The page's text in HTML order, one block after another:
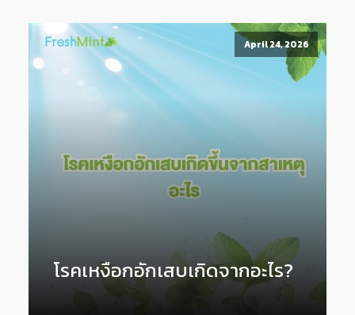
April 24, 2026
โรคเหงือกอักเสบเกิดจากอะไร?